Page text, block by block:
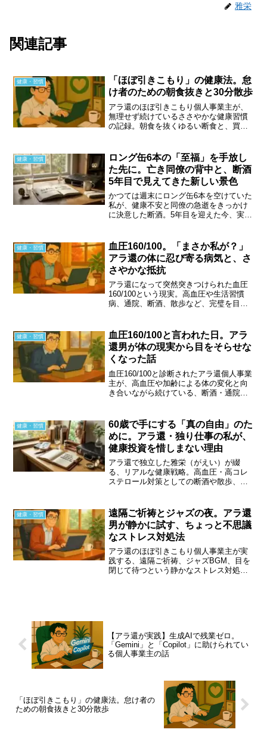
雅栄
関連記事
健康・習慣
「ほぼ引きこもり」の健康法。怠
け者のための朝食抜きと30分散歩
アラ還のほぼ引きこもり個人事業主が、
無理せず続けているささやかな健康習慣
の記録。朝食を抜くゆるい断食と、買い
健康・習慣
ロング缶6本の「至福」を手放し
た先に。亡き同僚の背中と、断酒
5年目で見えてきた新しい景色
かつては週末にロング缶6本を空けていた
私が、健康不安と同僚の急逝をきっかけ
に決意した断酒。5年目を迎えた今、実感
アラ還個人事業主が手に入れた、穏やか
な日常を綴ります。
健康・習慣
血圧160/100。「まさか私が？」
アラ還の体に忍び寄る病気と、さ
さやかな抵抗
アラ還になって突然突きつけられた血圧
160/100という現実。高血圧や生活習慣
病、通院、断酒、散歩など、完璧を目指
アルな健康体験記。
健康・習慣
血圧160/100と言われた日。アラ
還男が体の現実から目をそらせな
くなった話
血圧160/100と診断されたアラ還個人事業
主が、高血圧や加齢による体の変化と向
き合いながら続けている、断酒・通院・
の考え方を共有します。
健康・習慣
60歳で手にする「真の自由」のた
めに。アラ還・独り仕事の私が、
健康投資を惜しまない理由
アラ還で独立した雅栄（がえい）が綴
る、リアルな健康戦略。高血圧・高コレ
ステロール対策としての断酒や散歩、そ
への投資」が必要なのか。健やかなセカ
ンドキャリアへの備え。
健康・習慣
遠隔ご祈祷とジャズの夜。アラ還
男が静かに試す、ちょっと不思議
なストレス対処法
アラ還のほぼ引きこもり個人事業主が実
践する、遠隔ご祈祷、ジャズBGM、目を
閉じて待つという静かなストレス対処
【アラ還が実践】生成AIで残業ゼロ。
「Gemini」と「Copilot」に助けられてい
る個人事業主の話
「ほぼ引きこもり」の健康法。怠け者の
ための朝食抜きと30分散歩